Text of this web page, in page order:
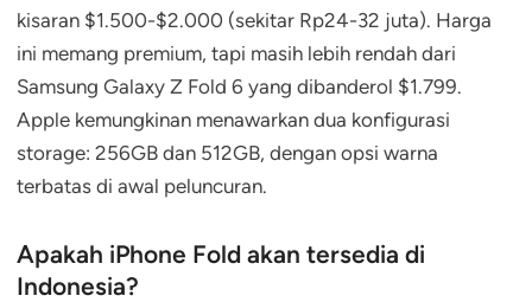
kisaran $1.500-$2.000 (sekitar Rp24-32 juta). Harga
ini memang premium, tapi masih lebih rendah dari
Samsung Galaxy Z Fold 6 yang dibanderol $1.799.
Apple kemungkinan menawarkan dua konfigurasi
storage: 256GB dan 512GB, dengan opsi warna
terbatas di awal peluncuran.
Apakah iPhone Fold akan tersedia di
Indonesia?